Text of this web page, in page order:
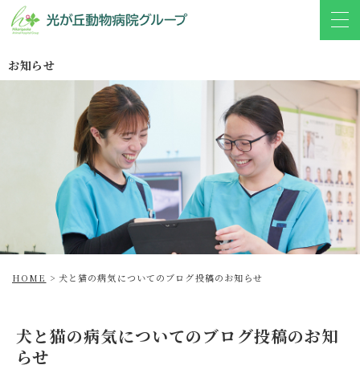
お知らせ
HOME > 犬と猫の病気についてのブログ投稿のお知らせ
犬と猫の病気についてのブログ投稿のお知
らせ